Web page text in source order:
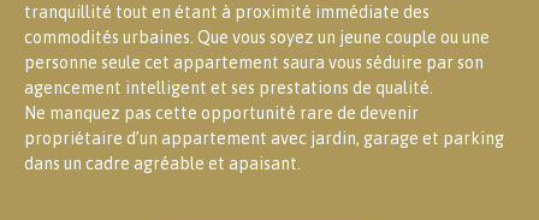
tranquillité tout en étant à proximité immédiate des
commodités urbaines. Que vous soyez un jeune couple ou une
personne seule cet appartement saura vous séduire par son
agencement intelligent et ses prestations de qualité.
Ne manquez pas cette opportunité rare de devenir
propriétaire d’un appartement avec jardin, garage et parking
dans un cadre agréable et apaisant.